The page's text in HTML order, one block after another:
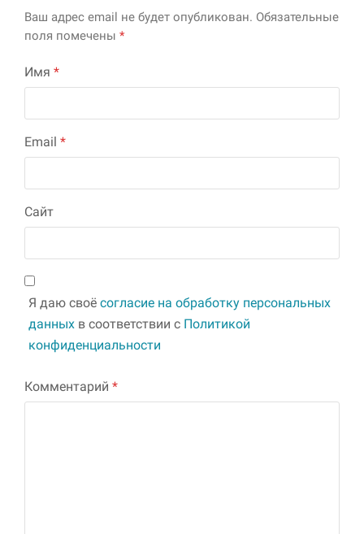
Ваш адрес email не будет опубликован. Обязательные
поля помечены *
Имя *
Email *
Сайт
Я даю своё согласие на обработку персональных
данных в соответствии с Политикой
конфиденциальности
Комментарий *